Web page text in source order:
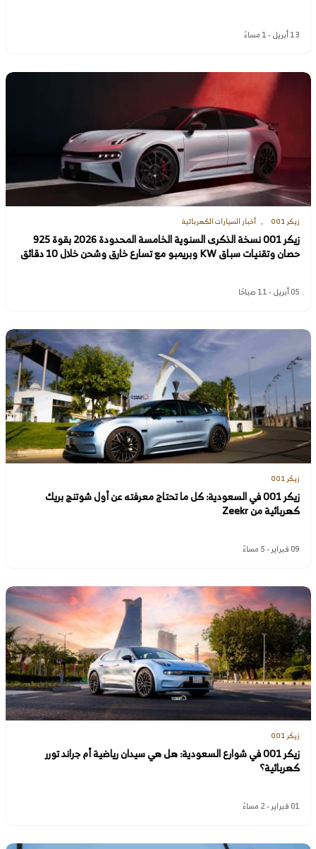
13 أبريل - 1 مساءً
زيكر 001 أخبار السيارات الكهربائية
زيكر 001 نسخة الذكرى السنوية الخامسة المحدودة 2026 بقوة 925
حصان وتقنيات سباق KW وبريمبو مع تسارع خارق وشحن خلال 10 دقائق
05 أبريل - 11 صباحًا
زيكر 001
زيكر 001 في السعودية: كل ما تحتاج معرفته عن أول شوتنج بريك
كهربائية من Zeekr
09 فبراير - 5 مساءً
زيكر 001
زيكر 001 في شوارع السعودية: هل هي سيدان رياضية أم جراند تورر
كهربائية؟
01 فبراير - 2 مساءً